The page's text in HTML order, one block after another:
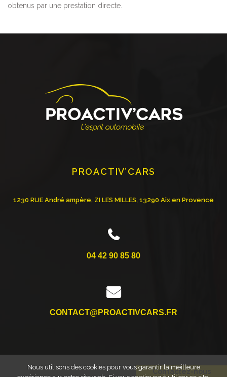
obtenus par une prestation directe.
PROACTIV’CARS
1230 RUE André ampère, ZI LES MILLES, 13290 Aix en Provence
04 42 90 85 80
CONTACT@PROACTIVCARS.FR
Nous utilisons des cookies pour vous garantir la meilleure
Contactez-nous